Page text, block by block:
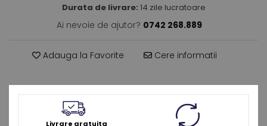
Durata de livrare: 14 zile lucratoare
Ai nevoie de ajutor? 0742 268.889
Adauga la Favorite Cere informatii
Livrare gratuita